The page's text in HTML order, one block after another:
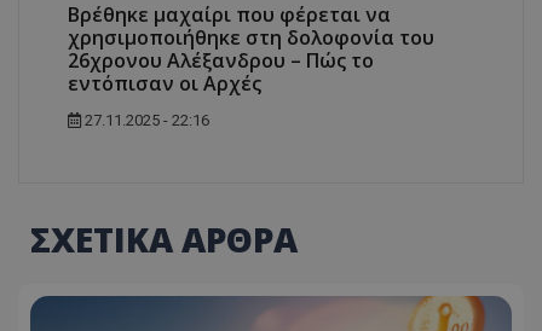
Βρέθηκε μαχαίρι που φέρεται να
χρησιμοποιήθηκε στη δολοφονία του
26χρονου Αλέξανδρου – Πώς το
εντόπισαν οι Αρχές
27.11.2025 - 22:16
ΣΧΕΤΙΚΑ ΑΡΘΡΑ